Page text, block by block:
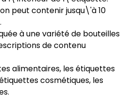
peut contenir jusqu\'à 10
à une variété de bouteilles
de contenu
alimentaires, les étiquettes
cosmétiques, les